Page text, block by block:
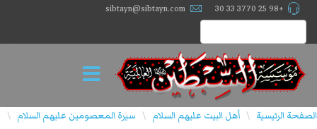
+98 25 3770 33 30
sibtayn@sibtayn.com
الصفحة الرئيسية \ أهل البيت عليهم السلام \ سيرة المعصومين عليهم السلام \